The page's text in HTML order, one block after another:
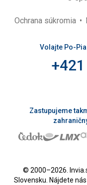
Ochrana súkromia
Volajte Po-
Zastupujeme
© 2000–2026.
Slovensku. Nájdete